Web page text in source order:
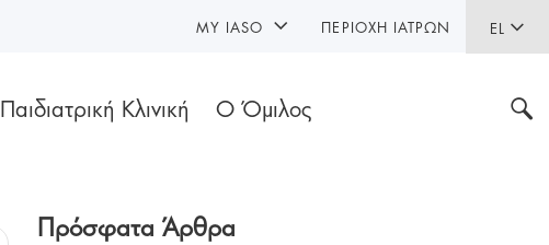
EL
Παιδιατρική Κλινική Ο Όμιλος
MY IASO ΠΕΡΙΟΧΉ ΙΑΤΡΏΝ
Πρόσφατα Άρθρα